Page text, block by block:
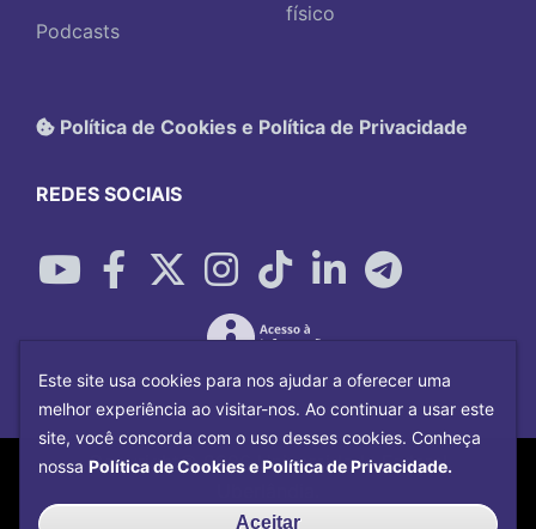
Podcasts
físico
Política de Cookies e Política de Privacidade
REDES SOCIAIS
Copyright©2026Universidade Federal
Centro de Tecnologia da
Este site usa cookies para nos ajudar a oferecer uma
melhor experiência ao visitar-nos. Ao continuar a usar este
site, você concorda com o uso desses cookies. Conheça
nossa Política de Cookies e Política de Privacidade.
Aceitar